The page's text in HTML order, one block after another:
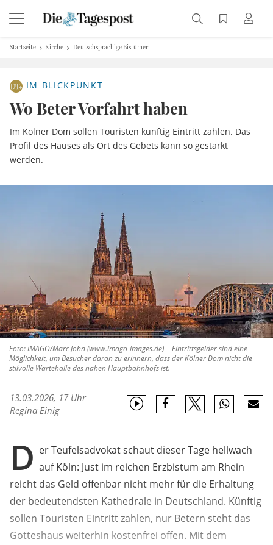
Startseite Kirche Deutschsprachige Bistümer
IM BLICKPUNKT
Wo Beter Vorfahrt haben
Im Kölner Dom sollen Touristen künftig Eintritt zahlen. Das
Profil des Hauses als Ort des Gebets kann so gestärkt
werden.
Foto: IMAGO/Marc John (www.imago-images.de) | Eintrittsgelder sind eine
Möglichkeit, um Besucher daran zu erinnern, dass der Kölner Dom nicht die
stilvolle Wartehalle des nahen Hauptbahnhofs ist.
13.03.2026, 17 Uhr
Regina Einig
D er Teufelsadvokat schaut dieser Tage hellwach
auf Köln: Just im reichen Erzbistum am Rhein
reicht das Geld offenbar nicht mehr für die Erhaltung
der bedeutendsten Kathedrale in Deutschland. Künftig
sollen Touristen Eintritt zahlen, nur Betern steht das
Gotteshaus weiterhin kostenfrei offen. Mit dem